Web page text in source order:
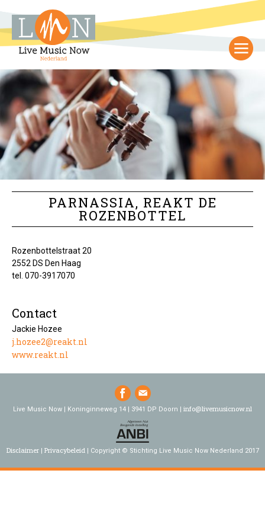
PARNASSIA, REAKT DE
ROZENBOTTEL
Rozenbottelstraat 20
2552 DS Den Haag
tel. 070-3917070
Contact
Jackie Hozee
j.hozee2@reakt.nl
www.reakt.nl
Live Music Now | Koninginneweg 14 | 3941 DP Doorn | info@livemusicnow.nl
Disclaimer Privacybeleid Copyright © Stichting Live Music Now Nederland 2017